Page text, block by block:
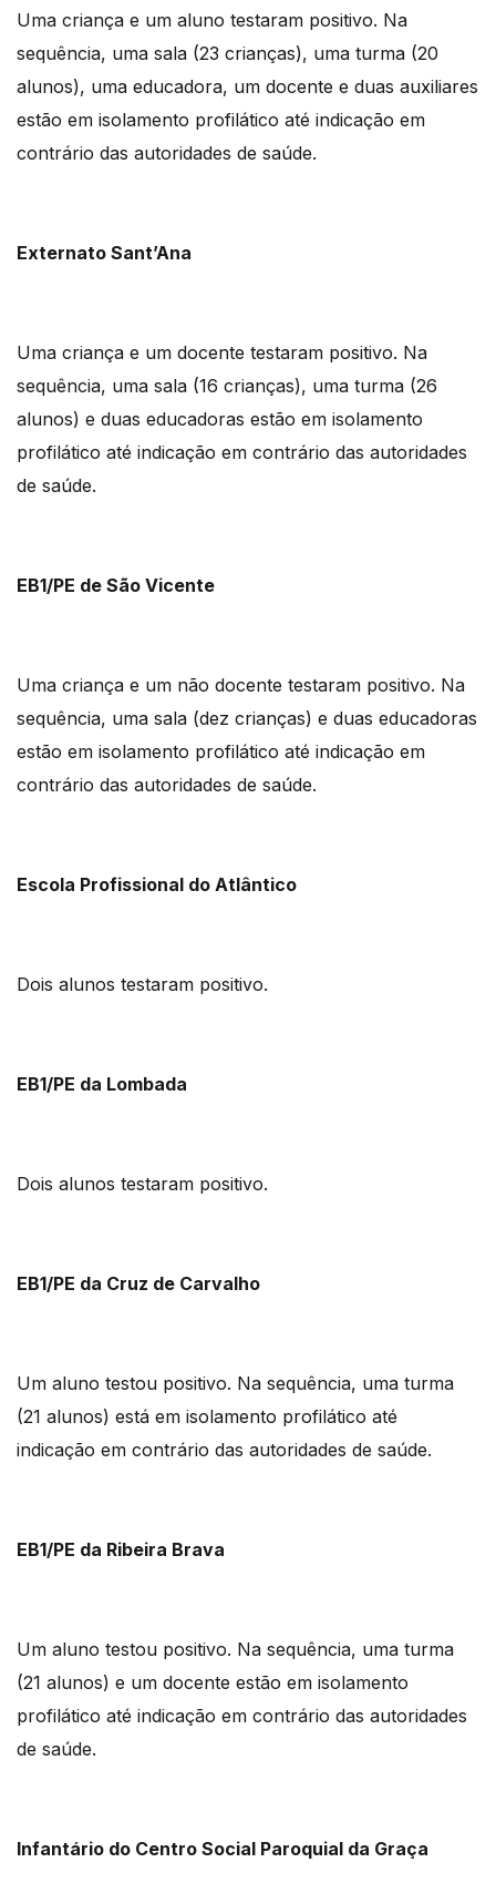
Uma criança e um aluno testaram positivo. Na
sequência, uma sala (23 crianças), uma turma (20
alunos), uma educadora, um docente e duas auxiliares
estão em isolamento profilático até indicação em
contrário das autoridades de saúde.
Externato Sant’Ana
Uma criança e um docente testaram positivo. Na
sequência, uma sala (16 crianças), uma turma (26
alunos) e duas educadoras estão em isolamento
profilático até indicação em contrário das autoridades
de saúde.
EB1/PE de São Vicente
Uma criança e um não docente testaram positivo. Na
sequência, uma sala (dez crianças) e duas educadoras
estão em isolamento profilático até indicação em
contrário das autoridades de saúde.
Escola Profissional do Atlântico
Dois alunos testaram positivo.
EB1/PE da Lombada
Dois alunos testaram positivo.
EB1/PE da Cruz de Carvalho
Um aluno testou positivo. Na sequência, uma turma
(21 alunos) está em isolamento profilático até
indicação em contrário das autoridades de saúde.
EB1/PE da Ribeira Brava
Um aluno testou positivo. Na sequência, uma turma
(21 alunos) e um docente estão em isolamento
profilático até indicação em contrário das autoridades
de saúde.
Infantário do Centro Social Paroquial da Graça